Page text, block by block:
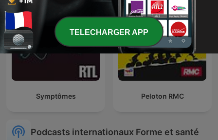
Symptômes Peloton RMC
Podcasts internationaux Forme et santé
TELECHARGER APP